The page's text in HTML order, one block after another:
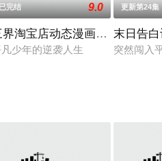
是原创动画，改编自真实故事
完结 9.0
界淘宝店动态漫画第1季
少年的逆袭人生
更新第24集
末日告
突然闯入